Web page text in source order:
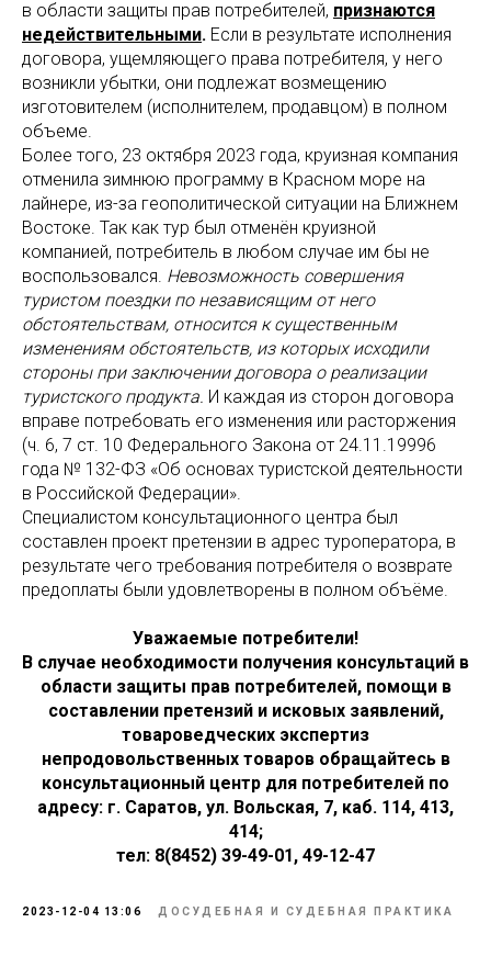
в области защиты прав потребителей, признаются
недействительными. Если в результате исполнения
договора, ущемляющего права потребителя, у него
возникли убытки, они подлежат возмещению
изготовителем (исполнителем, продавцом) в полном
объеме.
Более того, 23 октября 2023 года, круизная компания
отменила зимнюю программу в Красном море на
лайнере, из-за геополитической ситуации на Ближнем
Востоке. Так как тур был отменён круизной
компанией, потребитель в любом случае им бы не
воспользовался. Невозможность совершения
туристом поездки по независящим от него
обстоятельствам, относится к существенным
изменениям обстоятельств, из которых исходили
стороны при заключении договора о реализации
туристского продукта. И каждая из сторон договора
вправе потребовать его изменения или расторжения
(ч. 6, 7 ст. 10 Федерального Закона от 24.11.19996
года № 132-ФЗ «Об основах туристской деятельности
в Российской Федерации».
Специалистом консультационного центра был
составлен проект претензии в адрес туроператора, в
результате чего требования потребителя о возврате
предоплаты были удовлетворены в полном объёме.
Уважаемые потребители!
В случае необходимости получения консультаций в
области защиты прав потребителей, помощи в
составлении претензий и исковых заявлений,
товароведческих экспертиз
непродовольственных товаров обращайтесь в
консультационный центр для потребителей по
адресу: г. Саратов, ул. Вольская, 7, каб. 114, 413,
414;
тел: 8(8452) 39-49-01, 49-12-47
2023-12-04 13:06 ДОСУДЕБНАЯ И СУДЕБНАЯ ПРАКТИКА